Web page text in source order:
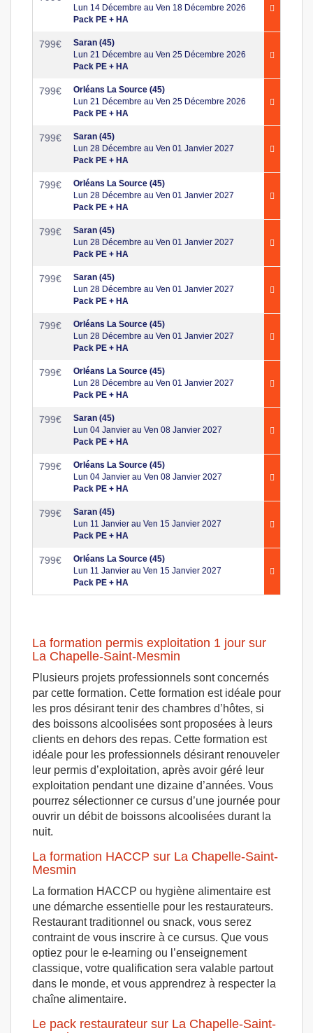
Lun 14 Décembre au Ven 18 Décembre 2026
Pack PE + HA
799€
Saran (45)
Lun 21 Décembre au Ven 25 Décembre 2026
Pack PE + HA
799€
Orléans La Source (45)
Lun 21 Décembre au Ven 25 Décembre 2026
Pack PE + HA
799€
Saran (45)
Lun 28 Décembre au Ven 01 Janvier 2027
Pack PE + HA
799€
Orléans La Source (45)
Lun 28 Décembre au Ven 01 Janvier 2027
Pack PE + HA
799€
Saran (45)
Lun 28 Décembre au Ven 01 Janvier 2027
Pack PE + HA
799€
Saran (45)
Lun 28 Décembre au Ven 01 Janvier 2027
Pack PE + HA
799€
Orléans La Source (45)
Lun 28 Décembre au Ven 01 Janvier 2027
Pack PE + HA
799€
Orléans La Source (45)
Lun 28 Décembre au Ven 01 Janvier 2027
Pack PE + HA
799€
Saran (45)
Lun 04 Janvier au Ven 08 Janvier 2027
Pack PE + HA
799€
Orléans La Source (45)
Lun 04 Janvier au Ven 08 Janvier 2027
Pack PE + HA
799€
Saran (45)
Lun 11 Janvier au Ven 15 Janvier 2027
Pack PE + HA
799€
Orléans La Source (45)
Lun 11 Janvier au Ven 15 Janvier 2027
Pack PE + HA
La formation permis exploitation 1 jour sur
La Chapelle-Saint-Mesmin
Plusieurs projets professionnels sont concernés
par cette formation. Cette formation est idéale pour
les pros désirant tenir des chambres d’hôtes, si
des boissons alcoolisées sont proposées à leurs
clients en dehors des repas. Cette formation est
idéale pour les professionnels désirant renouveler
leur permis d’exploitation, après avoir géré leur
exploitation pendant une dizaine d’années. Vous
pourrez sélectionner ce cursus d’une journée pour
ouvrir un débit de boissons alcoolisées durant la
nuit.
La formation HACCP sur La Chapelle-Saint-
Mesmin
La formation HACCP ou hygiène alimentaire est
une démarche essentielle pour les restaurateurs.
Restaurant traditionnel ou snack, vous serez
contraint de vous inscrire à ce cursus. Que vous
optiez pour le e-learning ou l’enseignement
classique, votre qualification sera valable partout
dans le monde, et vous apprendrez à respecter la
chaîne alimentaire.
Le pack restaurateur sur La Chapelle-Saint-